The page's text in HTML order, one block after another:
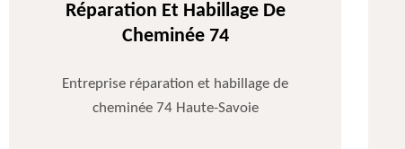
Réparation Et Habillage De
Cheminée 74
Entreprise réparation et habillage de
cheminée 74 Haute-Savoie